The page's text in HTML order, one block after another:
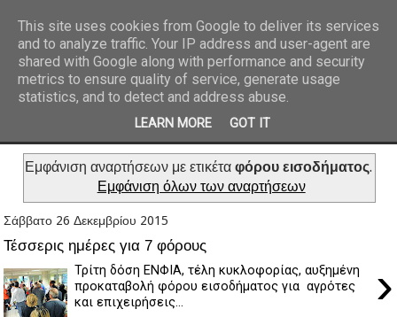
REPORTAZ NET
Εμφάνιση αναρτήσεων με ετικέτα φόρου εισοδήματος.
Εμφάνιση όλων των αναρτήσεων
Σάββατο 26 Δεκεμβρίου 2015
Τέσσερις ημέρες για 7 φόρους
›
Τρίτη δόση ΕΝΦΙΑ, τέλη κυκλοφορίας, αυξημένη
προκαταβολή φόρου εισοδήματος για αγρότες
και επιχειρήσεις...
This site uses cookies from Google to deliver its services
and to analyze traffic. Your IP address and user-agent are
shared with Google along with performance and security
metrics to ensure quality of service, generate usage
statistics, and to detect and address abuse.
LEARN MORE GOT IT